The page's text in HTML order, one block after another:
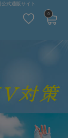
式通販サイト
0
ーブトップ
ソール